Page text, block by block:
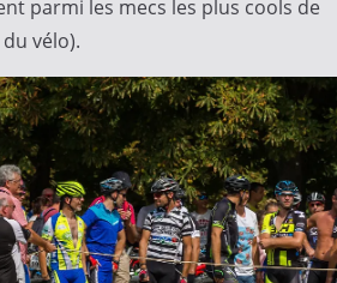
parmi les mecs les plus cools de
vélo).